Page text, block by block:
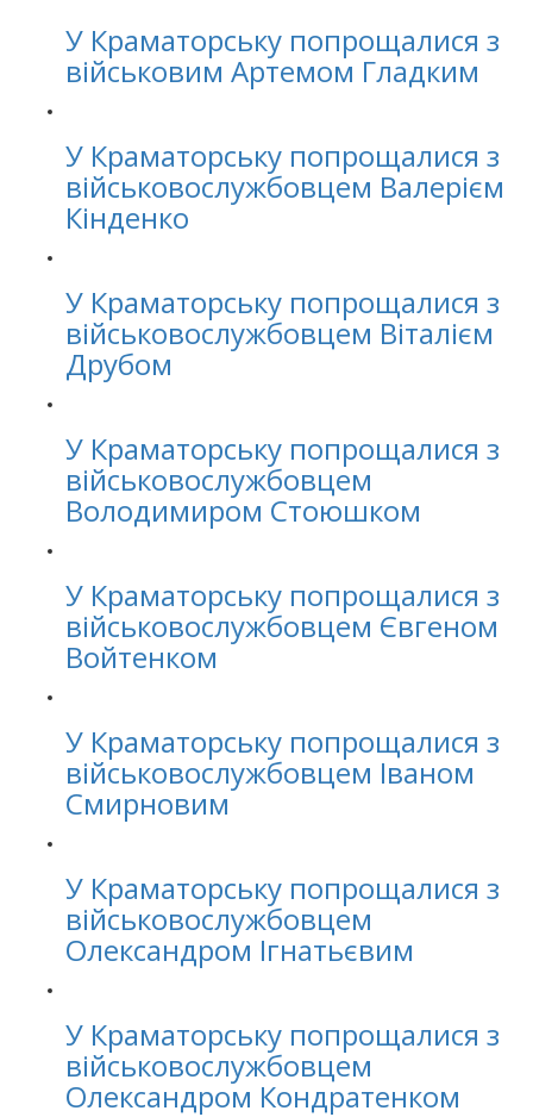
У Краматорську попрощалися з
військовим Артемом Гладким
У Краматорську попрощалися з
військовослужбовцем Валерієм
Кінденко
У Краматорську попрощалися з
військовослужбовцем Віталієм
Друбом
У Краматорську попрощалися з
військовослужбовцем
Володимиром Стоюшком
У Краматорську попрощалися з
військовослужбовцем Євгеном
Войтенком
У Краматорську попрощалися з
військовослужбовцем Іваном
Смирновим
У Краматорську попрощалися з
військовослужбовцем
Олександром Ігнатьєвим
У Краматорську попрощалися з
військовослужбовцем
Олександром Кондратенком